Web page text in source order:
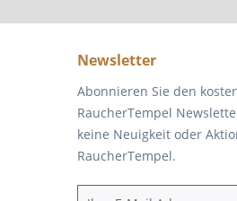
Newsletter
Abonnieren Sie den
RaucherTempel
keine Neuigkeit oder
RaucherTempel.